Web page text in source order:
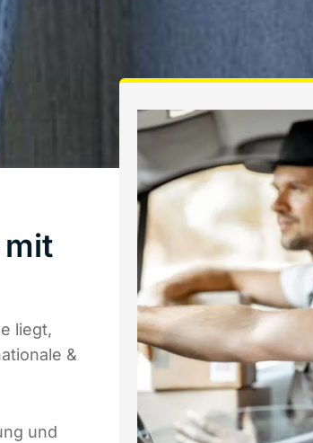
mit
liegt,
&
und